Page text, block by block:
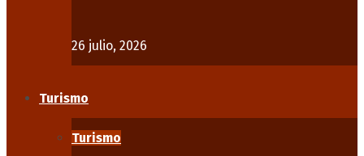
26 julio, 2026
Turismo
Turismo